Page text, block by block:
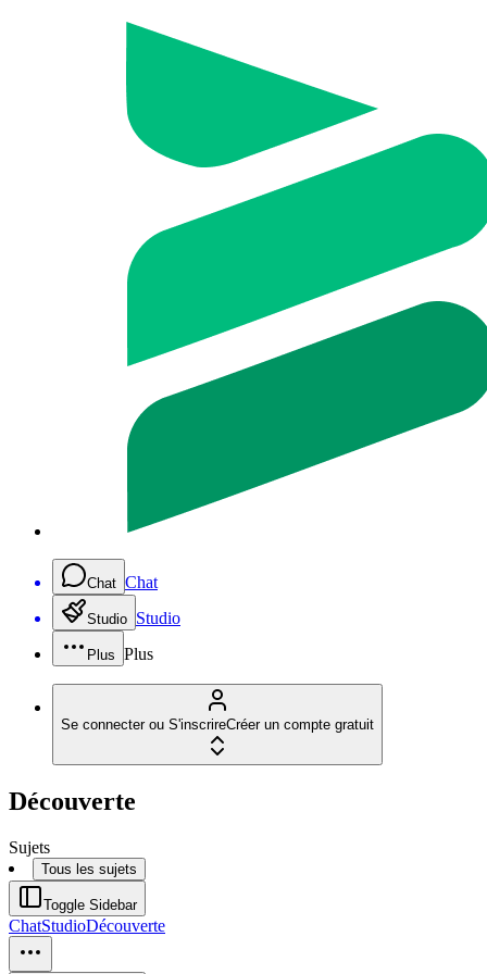
Chat Chat
Studio Studio
Plus Plus
Se connecter ou S'inscrireCréer un compte gratuit
Découverte
Sujets
Tous les sujets
Toggle Sidebar
ChatStudioDécouverte